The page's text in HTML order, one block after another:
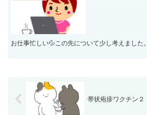
お仕事忙しい💦この先について少し考えました。
帯状疱疹ワクチン２